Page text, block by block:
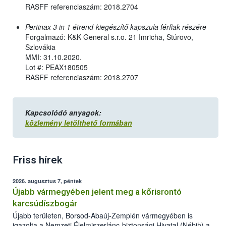
RASFF referenciaszám: 2018.2704
Pertinax 3 in 1 étrend-kiegészítő kapszula férfiak részére
Forgalmazó: K&K General s.r.o. 21 Imricha, Stúrovo,
Szlovákia
MMI: 31.10.2020.
Lot #: PEAX180505
RASFF referenciaszám: 2018.2707
Kapcsolódó anyagok:
közlemény letölthető formában
Friss hírek
2026. augusztus 7, péntek
Újabb vármegyében jelent meg a kőrisrontó
karcsúdíszbogár
Újabb területen, Borsod-Abaúj-Zemplén vármegyében is